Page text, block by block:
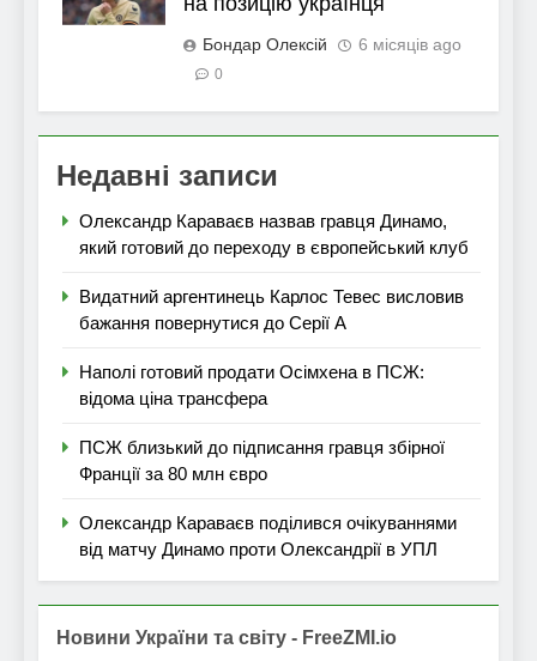
Бондар Олексій 6 місяців ago
0
Недавні записи
Олександр Караваєв назвав гравця Динамо,
який готовий до переходу в європейський клуб
Видатний аргентинець Карлос Тевес висловив
бажання повернутися до Серії А
Наполі готовий продати Осімхена в ПСЖ:
відома ціна трансфера
ПСЖ близький до підписання гравця збірної
Франції за 80 млн євро
Олександр Караваєв поділився очікуваннями
від матчу Динамо проти Олександрії в УПЛ
Новини України та світу - FreeZMI.io